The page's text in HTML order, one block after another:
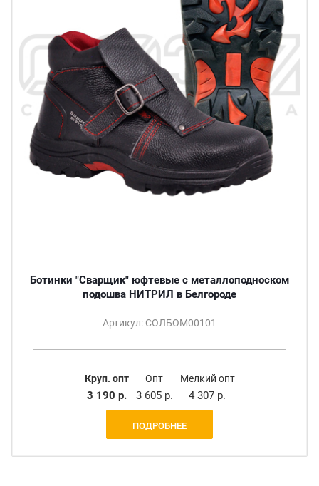
Ботинки "Сварщик" юфтевые с металлоподноском
подошва НИТРИЛ в Белгороде
Артикул: СОЛБОМ00101
Круп. опт
3 190 р.
Опт
3 605 р.
Мелкий опт
4 307 р.
ПОДРОБНЕЕ